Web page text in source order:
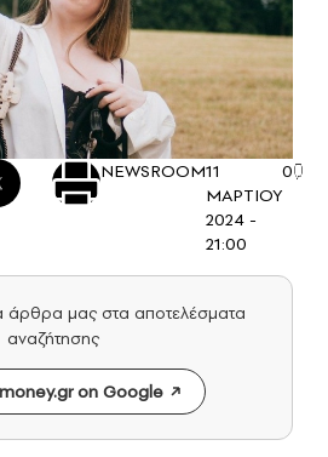
NEWSROOM11
ΜΑΡΤΙΟΥ
2024 -
21:00
0
άρθρα μας στα αποτελέσματα
αναζήτησης
on Google